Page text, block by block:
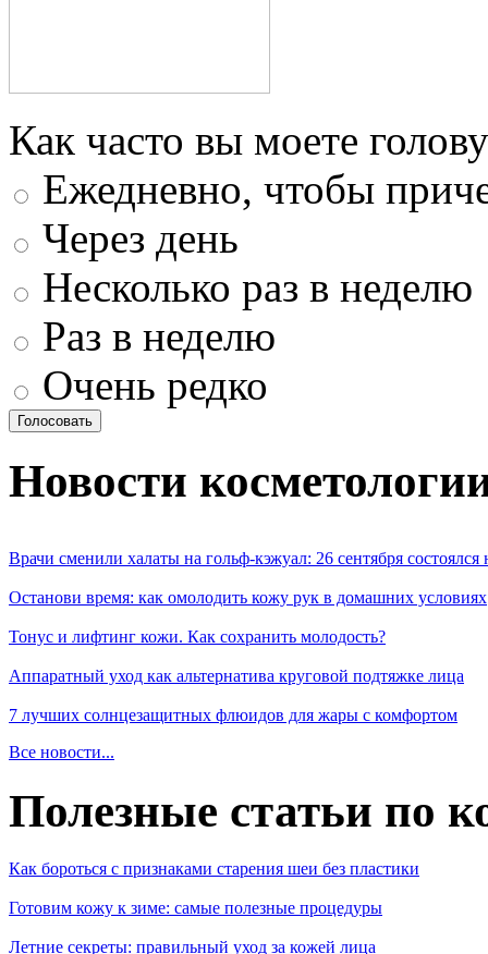
Как часто вы моете
Ежедневно, чтобы
Через день
Несколько раз в неделю
Раз в неделю
Очень редко
Новости
Врачи сменили халаты на гольф-кэжуал: 26 сентября
Останови время: как омолодить кожу рук в домашних условиях
Тонус и лифтинг кожи. Как сохранить молодость?
Аппаратный уход как альтернатива круговой подтяжке лица
7 лучших солнцезащитных флюидов для жары с комфортом
Все новости...
Полезные статьи по
Как бороться с признаками старения шеи без пластики
Готовим кожу к зиме: самые полезные процедуры
Летние секреты: правильный уход за кожей лица